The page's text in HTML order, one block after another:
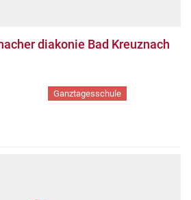
diakonie Bad Kreuznach
Ganztagesschule